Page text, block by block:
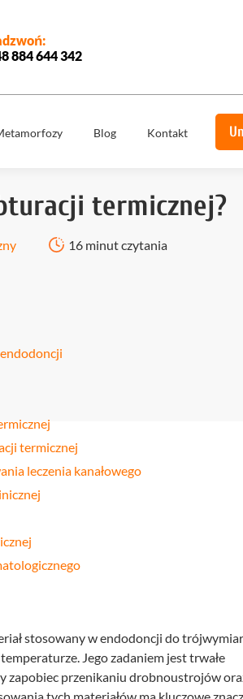
884 644 342
Implantologia
Implanty
Laseroterapia
Blog Kontakt
termicznej?
16 minut czytania
termicznej
leczenia kanałowego
stosowany w endodoncji do
Jego zadaniem jest trwałe
zapobiec przenikaniu drobnoustrojów